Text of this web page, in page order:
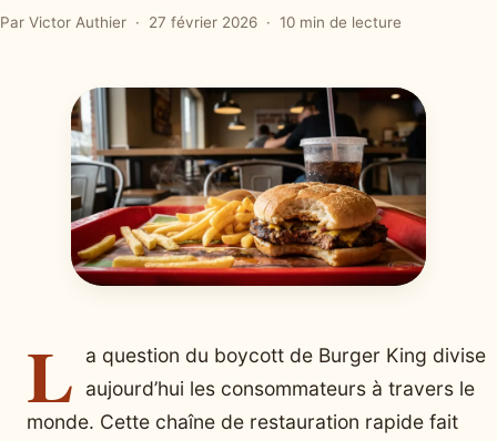
Par Victor Authier 27 février 2026 10 min de lecture
L
a question du boycott de Burger King divise
aujourd’hui les consommateurs à travers le
monde. Cette chaîne de restauration rapide fait